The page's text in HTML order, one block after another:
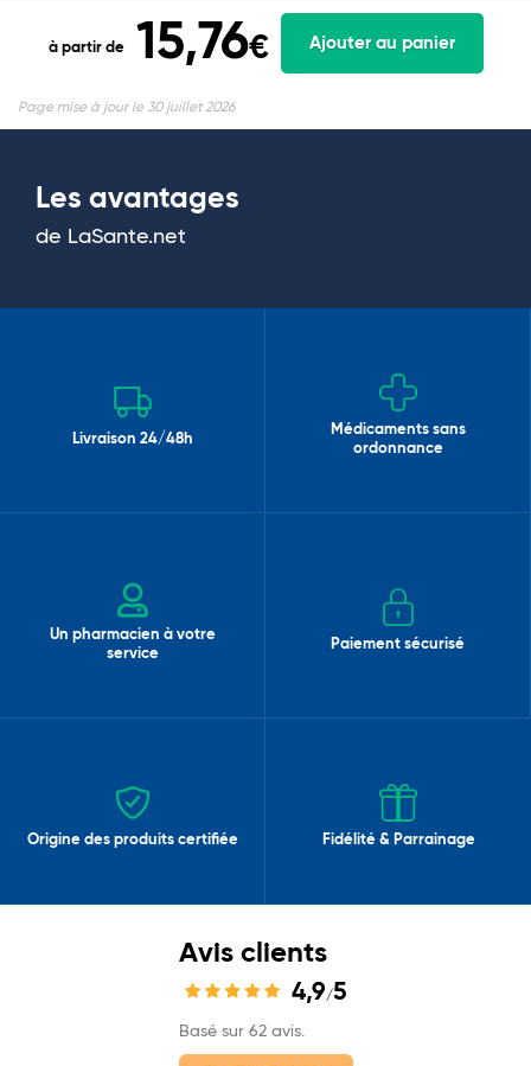
à partir de 15,76€ Ajouter au panier
Page mise à jour le 30 juillet 2026
Les avantages
de LaSante.net
Livraison 24/48h
Médicaments sans
ordonnance
Un pharmacien à votre
service
Paiement sécurisé
Origine des produits certifiée Fidélité & Parrainage
Avis clients
4,9/5
Basé sur 62 avis.